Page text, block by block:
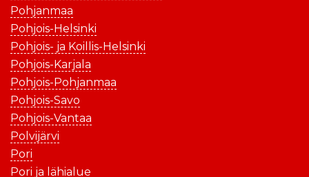
Pohjanmaa
Pohjois-Helsinki
Pohjois- ja Koillis-Helsinki
Pohjois-Karjala
Pohjois-Pohjanmaa
Pohjois-Savo
Pohjois-Vantaa
Polvijärvi
Pori
Pori ja lähialue